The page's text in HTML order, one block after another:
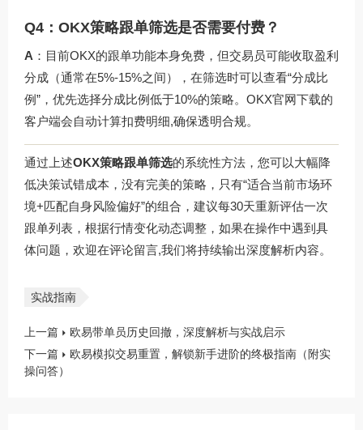
Q4：OKX策略跟单筛选是否需要付费？
A ：目前OKX的跟单功能本身免费，但交易员可能收取盈利
分成（通常在5%-15%之间），在筛选时可以查看“分成比
例”，优先选择分成比例低于10%的策略。 OKX官网下载的
客户端会自动计算扣费明细,确保透明合规。
通过上述OKX策略跟单筛选的系统性方法，您可以大幅降
低决策试错成本，没有完美的策略，只有“适合当前市场环
境+匹配自身风险偏好”的组合，建议每30天重新评估一次
跟单列表，根据行情变化动态调整，如果在操作中遇到具
体问题，欢迎在评论留言,我们将持续输出深度解析内容。
实战指南
上一篇
欧易带单员历史回撤，深度解析与实战启示
下一篇
欧易模拟交易重置，解锁新手进阶的终极指南（附实
操问答）